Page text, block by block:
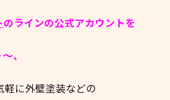
のラインの公式アカウントを
、
軽に外壁塗装などの